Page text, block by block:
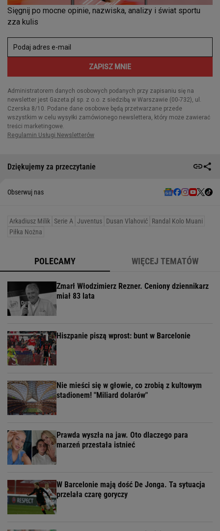
Dziękujemy za przeczytanie
Obserwuj nas
Arkadiusz Milik Serie A Juventus Dusan Vlahović Randal Kolo Muani
Piłka Nożna
POLECAMY WIĘCEJ TEMATÓW
Zmarł Włodzimierz Rezner. Ceniony dziennikarz
miał 83 lata
Hiszpanie piszą wprost: bunt w Barcelonie
Nie mieści się w głowie, co zrobią z kultowym
stadionem! "Miliard dolarów"
Prawda wyszła na jaw. Oto dlaczego para
marzeń przestała istnieć
W Barcelonie mają dość De Jonga. Ta sytuacja
przelała czarę goryczy